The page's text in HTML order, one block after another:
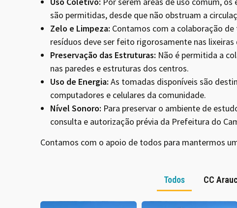
são permitidas, desde que não obstruam a
Zelo e Limpeza: Contamos com a colaboração
resíduos deve ser feito rigorosamente nas
Preservação das Estruturas: Não é permitida a
nas paredes e estruturas dos centros.
Uso de Energia: As tomadas disponíveis são
computadores e celulares da comunidade.
Nível Sonoro: Para preservar o ambiente de
consulta e autorização prévia da Prefeitura do
Contamos com o apoio de todos para mantermos
Todos CC